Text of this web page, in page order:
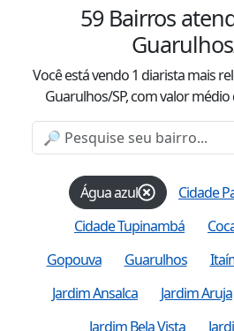
59 Bairros
Você está vendo1 diarista mais
Guarulhos/SP, com valormédio
Água azul
Cidade
Cidade Tupinambá
Gopouva
Guarulhos
Jardim Ansalca
Jardim Aruja
Jardim Bela Vista